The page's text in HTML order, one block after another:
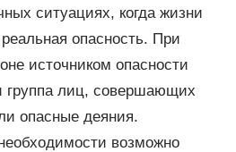
ситуациях, когда жизни
реальная опасность. При
источником опасности
группа лиц, совершающих
опасные деяния.
возможно